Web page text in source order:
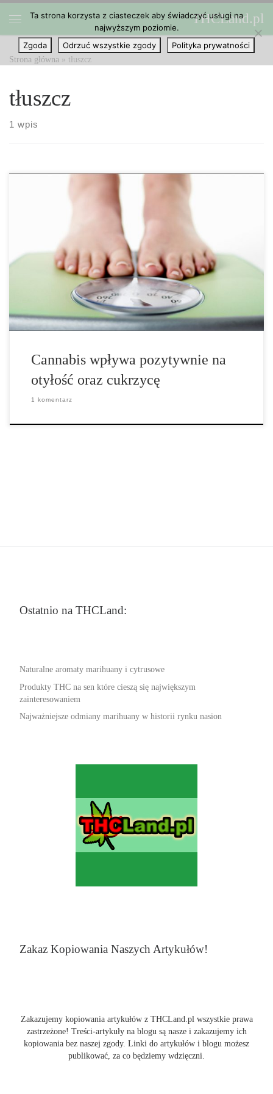
Przejdź do treści THCLand.pl
Strona główna » tłuszcz
tłuszcz
1 wpis
Istnieje mnóstwo diet, które trafiają do głównego nurtu co jakiś
czas, jako sposób na utratę kilku dodatkowych kilogramów lub
utrzymanie obecnej masy ciała pod kontrolą. Jednak palenie
marihuany wydaje się mieć ogromną przewagę. Wiele badań
naukowych wskazuje na to, że […]
Cannabis wpływa pozytywnie na
otyłość oraz cukrzycę
1 komentarz
Ostatnio na THCLand:
Naturalne aromaty marihuany i cytrusowe
Produkty THC na sen które cieszą się największym
zainteresowaniem
Najważniejsze odmiany marihuany w historii rynku nasion
Zakaz Kopiowania Naszych Artykułów!
Zakazujemy kopiowania artykułów z THCLand.pl wszystkie prawa
zastrzeżone! Treści-artykuły na blogu są nasze i zakazujemy ich
kopiowania bez naszej zgody. Linki do artykułów i blogu możesz
publikować, za co będziemy wdzięczni.
Ta strona korzysta z ciasteczek aby świadczyć usługi na
najwyższym poziomie.
Zgoda
Odrzuć wszystkie zgody Polityka prywatności